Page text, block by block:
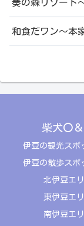
奏の森リゾート
和食だワン～本
柴犬〇
伊豆の観光スポ
伊豆の散歩スポ
北伊豆エ
東伊豆エ
南伊豆エ